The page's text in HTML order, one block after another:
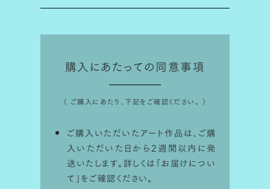
購入にあたっての同意事項
〈 ご購入にあたり、下記をご確認ください。 〉
ご購入いただいたアート作品は、ご購
入いただいた日から2週間以内に発
送いたします。詳しくは「お届けについ
て 」をご確認ください。